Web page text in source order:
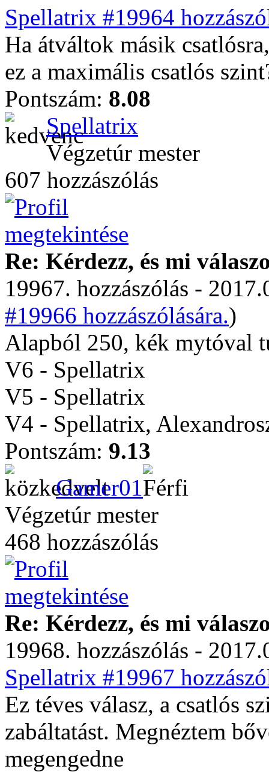
Spellatrix #19964
Ha átváltok másik
ez a maximális csatlós
Pontszám: 8.08
Spellatrix
Végzetúr mester
607 hozzászólás
Re: Kérdezz, és mi
19967. hozzászólás -
#19966 hozzászólására.)
Alapból 250, kék mytóval
V6 - Spellatrix
V5 - Spellatrix
V4 - Spellatrix,
Pontszám: 9.13
Gamer01
Végzetúr mester
468 hozzászólás
Re: Kérdezz, és mi
19968. hozzászólás -
Spellatrix #19967
Ez téves válasz, a csatlós
zabáltatást. Megnéztem
megengedne